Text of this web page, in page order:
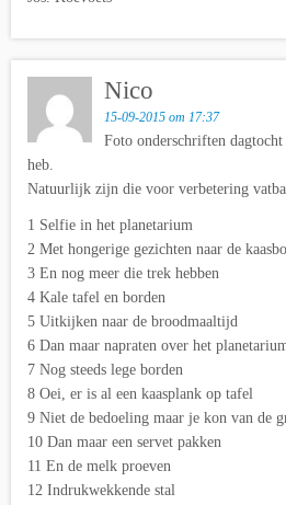
Nico
15-09-2015 om 17:37
Foto onderschriften
heb.
Natuurlijk zijn die voor verbetering
1 Selfie in het planetarium
2 Met hongerige gezichten naar de
3 En nog meer die trek hebben
4 Kale tafel en borden
5 Uitkijken naar de broodmaaltijd
6 Dan maar napraten over het
7 Nog steeds lege borden
8 Oei, er is al een kaasplank op tafel
9 Niet de bedoeling maar je kon van de
10 Dan maar een servet pakken
11 En de melk proeven
12 Indrukwekkende stal